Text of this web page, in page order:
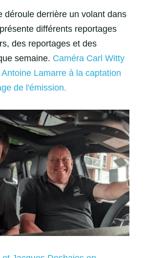
déroule derrière un volant dans
différents reportages
des reportages et des
semaine. Caméra Carl Witty
Lamarre à la captation
de l'émission.